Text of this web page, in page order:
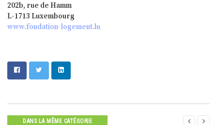
202b, rue de Hamm
L-1713 Luxembourg
www.fondation-logement.lu
DANS LA MÊME CATÉGORIE  